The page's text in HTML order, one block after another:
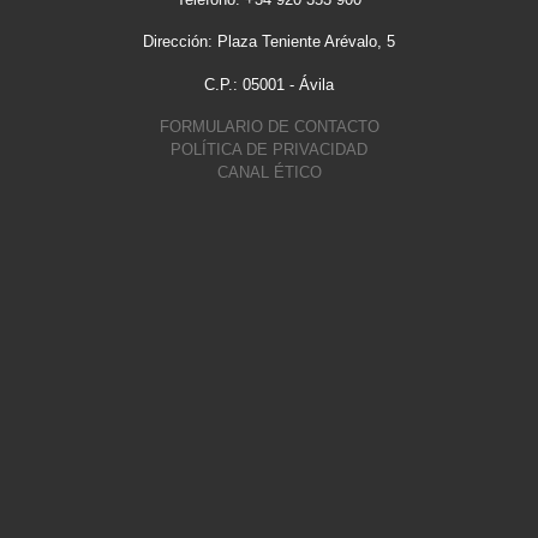
Dirección: Plaza Teniente Arévalo, 5
C.P.: 05001 - Ávila
FORMULARIO DE CONTACTO
POLÍTICA DE PRIVACIDAD
CANAL ÉTICO